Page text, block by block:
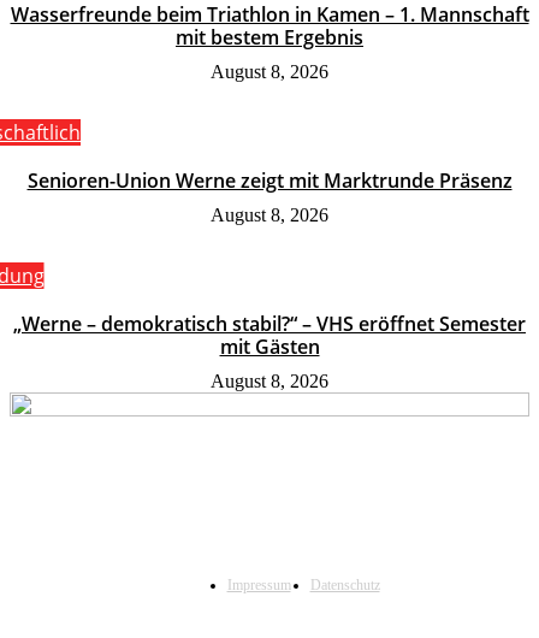
Wasserfreunde beim Triathlon in Kamen – 1. Mannschaft
mit bestem Ergebnis
August 8, 2026
Senioren-Union Werne zeigt mit Marktrunde Präsenz
August 8, 2026
„Werne – demokratisch stabil?“ – VHS eröffnet Semester
mit Gästen
August 8, 2026
Impressum Datenschutz